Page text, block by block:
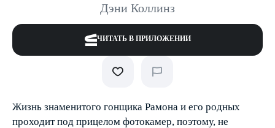
Дэни Коллинз
ЧИТАТЬ В ПРИЛОЖЕНИИ
Жизнь знаменитого гонщика Рамона и его родных
проходит под прицелом фотокамер, поэтому, не